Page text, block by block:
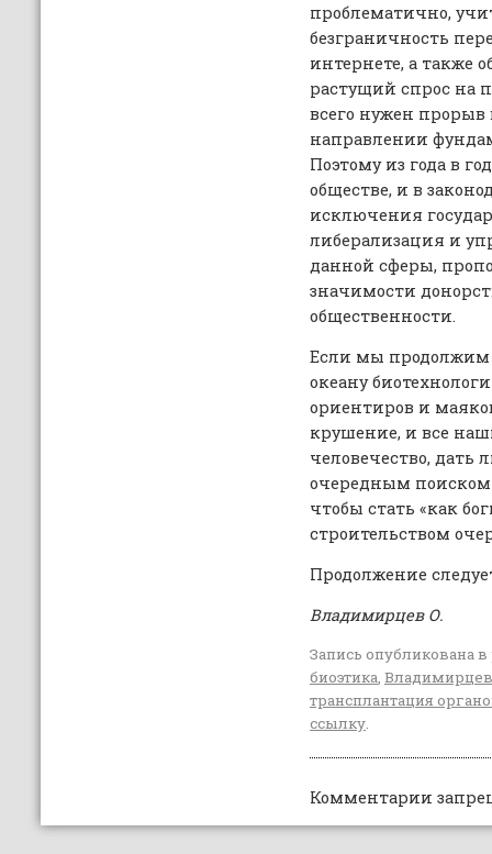
проблематично,
безграничность
интернете, а также
растущий спрос на
всего нужен
направлении
Поэтому из года в
обществе, и в
исключения
либерализация и
данной сферы,
значимости
общественности.
Если мы продолжим
океану
ориентиров и
крушение, и все
человечество, дать
очередным поиском
чтобы стать «как
строительством
Продолжение
Владимирцев О.
Запись опубликована
биоэтика,
трансплантация
ссылку.
Комментарии